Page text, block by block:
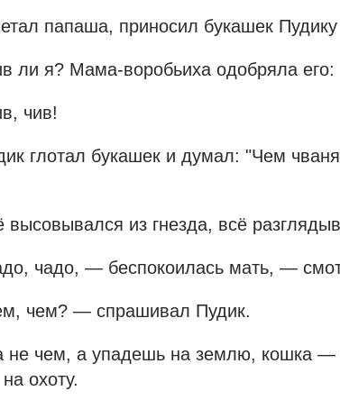
папаша, приносил букашек Пудику
ли я? Мама-воробьиха одобряла его:
чив!
глотал букашек и думал: "Чем
высовывался из гнезда, всё
чадо, — беспокоилась мать, —
чем? — спрашивал Пудик.
чем, а упадешь на землю, кошка —
охоту.